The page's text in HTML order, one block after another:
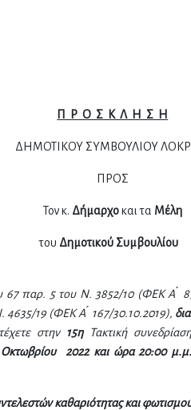
Π Ρ Ο Σ Κ Λ Η Σ Η
ΔΗΜΟΤΙΚΟΥ ΣΥΜΒΟΥΛΙΟΥ
ΠΡΟΣ
Τον κ. Δήμαρχοκαι τα Μέλη
του Δημοτικού Συμβουλίου
67 παρ. 5 του Ν. 3852/10 (ΦΕΚ Α
4635/19 (ΦΕΚ Α ́ 167/30.10.2019),
στην 15ηΤακτική
2022 και ώρα 20:00
καθαριότητας και